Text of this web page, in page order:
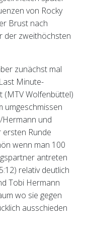
von Rocky
Brust nach
der zweithöchsten
zunächst mal
Minute-
(MTV Wolfenbüttel)
umgeschmissen
Hermann und
Runde
wenn man 100
antreten
relativ deutlich
Tobi Hermann
wo sie gegen
ausschieden